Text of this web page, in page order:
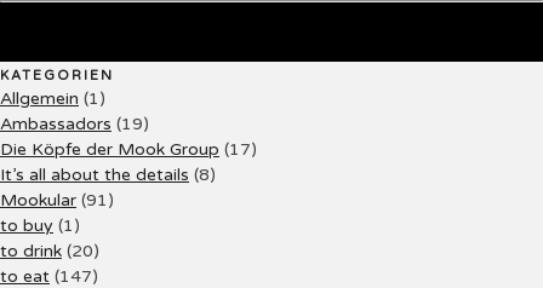
KATEGORIEN
Allgemein (1)
Ambassadors (19)
Die Köpfe der Mook Group (17)
It’s all about the details (8)
Mookular (91)
to buy (1)
to drink (20)
to eat (147)